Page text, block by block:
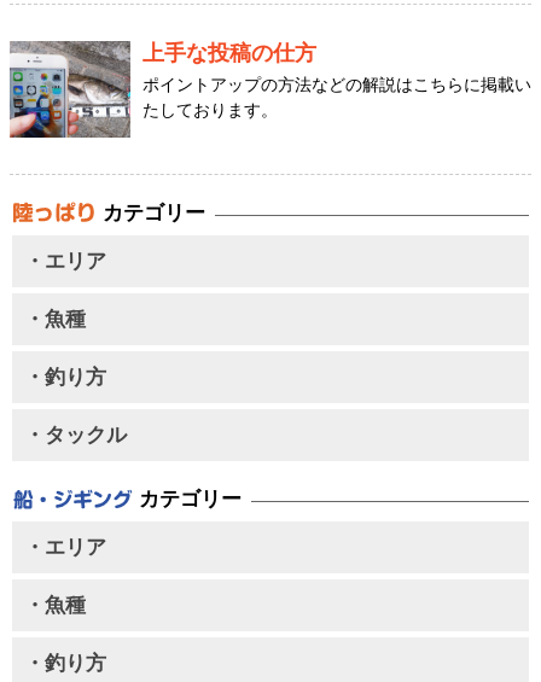
上手な投稿の仕方
ポイントアップの方法などの解説はこちらに掲載い
たしております。
カテゴリー
・エリア
・魚種
・釣り方
・タックル
カテゴリー
・エリア
・魚種
・釣り方